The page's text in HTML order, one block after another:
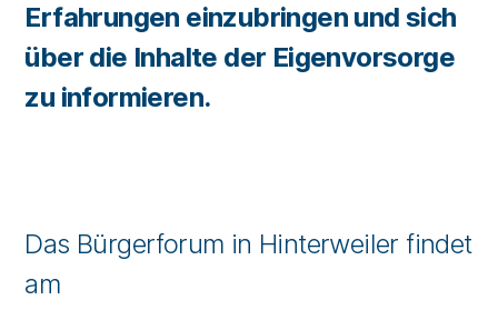
Erfahrungen einzubringen und sich
über die Inhalte der Eigenvorsorge
zu informieren.
Das Bürgerforum in Hinterweiler findet
am